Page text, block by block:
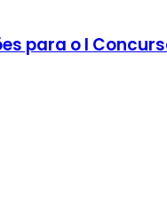
para o I